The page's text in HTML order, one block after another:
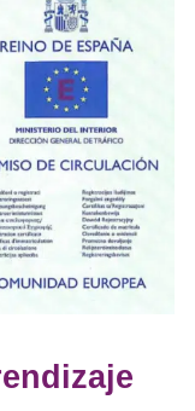
oficial que
a circular. Es de
matrícula, titular,
máxima,
estar siempre en
o digital, y su
(ITV):
Certifica
técnica
Incluye
de la ITV.
exigida por ley